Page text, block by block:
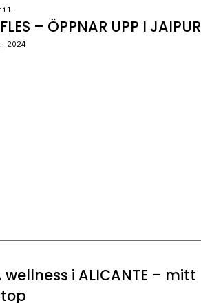
– ÖPPNAR UPP I JAIPUR
2024
wellness i ALICANTE – mitt